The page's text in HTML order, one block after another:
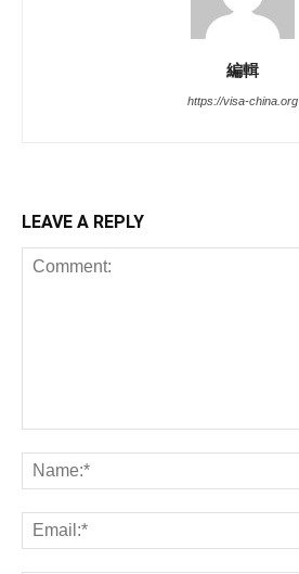
編輯
https://visa-china.org
LEAVE A REPLY